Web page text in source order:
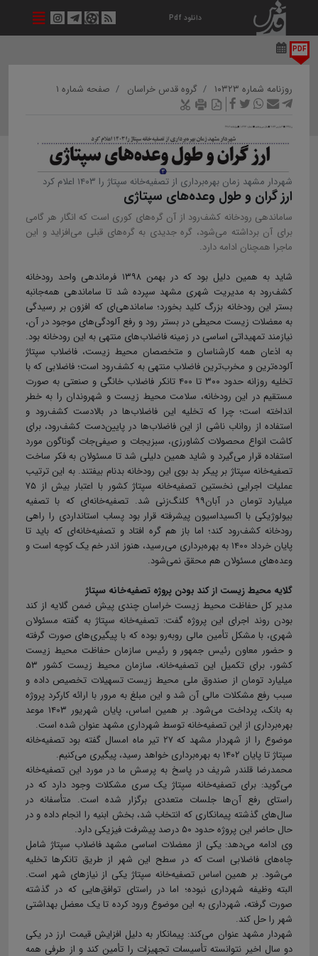
دانلود Pdf
PDF
روزنامه شماره ۱۰۳۲۳ گروه قدس خراسان صفحه شماره ۱
شهردار مشهد زمان بهره‌برداری از تصفیه‌خانه سپتاژ را ۱۴۰۳ اعلام کرد
ارز گران و طول وعده‌های سپتاژی
ساماندهی رودخانه کشف‌رود از آن گره‌های کوری است که انگار هر گامی
برای آن برداشته می‌شود، گره جدیدی به گره‌های قبلی می‌افزاید و این
ماجرا همچنان ادامه دارد.
شاید به همین دلیل بود که در بهمن ۱۳۹۸ فرماندهی واحد رودخانه
کشف‌رود به مدیریت شهری مشهد سپرده شد تا ساماندهی همه‌جانبه
بستر این رودخانه بزرگ کلید بخورد؛ ساماندهی‌ای که افزون بر رسیدگی
به معضلات زیست‌ محیطی در بستر رود و رفع آلودگی‌های موجود در آن،
نیازمند تمهیداتی اساسی در زمینه فاضلاب‌های منتهی به این رودخانه بود.
به ‌اذعان همه کارشناسان و متخصصان محیط ‌زیست، فاضلاب سپتاژ
آلوده‌ترین و مخرب‌ترین فاضلاب‌ منتهی به کشف‌رود است؛ فاضلابی که با
تخلیه روزانه حدود ۳۰۰ تا ۴۰۰ تانکر فاضلاب خانگی و صنعتی به‌ صورت
مستقیم در این رودخانه، سلامت محیط زیست و شهروندان را به خطر
انداخته است؛ چرا که تخلیه این فاضلاب‌ها در بالادست کشف‌رود و
استفاده از رواناب ناشی از این فاضلاب‌ها در پایین‌دست کشف‌رود، برای
کاشت انواع محصولات کشاورزی، سبزیجات و صیفی‌جات گوناگون مورد
استفاده قرار می‌گیرد و شاید همین دلیلی شد تا مسئولان به فکر ساخت
تصفیه‌خانه سپتاژ بر پیکر بد بوی این رودخانه بدنام بیفتند. به این ترتیب
عملیات اجرایی نخستین تصفیه‌خانه سپتاژ کشور با اعتبار بیش از ۷۵
میلیارد تومان در آبان۹۹ کلنگ‌زنی شد. تصفیه‌خانه‌ای که با تصفیه
بیولوژیکی با اکسیداسیون پیشرفته قرار بود پساب استانداردی را راهی
رودخانه کشف‌رود ‌کند؛ اما باز هم گره افتاد و تصفیه‌خانه‌ای که باید تا
پایان خرداد ۱۴۰۰ به بهره‌برداری می‌رسید، هنوز اندر خم یک کوچه است و
وعده‌های مسئولان هم محقق نمی‌شود.
گلایه محیط زیست از کند بودن پروژه تصفیه‌خانه سپتاژ
مدیر کل حفاظت محیط زیست خراسان چندی پیش ضمن گلایه از کند
بودن روند اجرای این پروژه گفت: تصفیه‌خانه‌ سپتاژ به گفته مسئولان
شهری، با مشکل تأمین مالی روبه‌رو بوده که با پیگیری‌های صورت گرفته
و حضور معاون رئیس جمهور و رئیس سازمان حفاظت محیط زیست
کشور، برای تکمیل این تصفیه‌خانه، سازمان محیط زیست کشور ۵۳
میلیارد تومان از صندوق ملی محیط زیست تسهیلات تخصیص داده و
سبب رفع مشکلات مالی آن شد و این مبلغ به مرور با ارائه کارکرد پروژه
به بانک، پرداخت می‌شود. بر همین اساس، پایان شهریور ۱۴۰۳ موعد
بهره‌برداری از این تصفیه‌خانه توسط شهرداری مشهد عنوان شده است.
موضوع را از شهردار مشهد که ۲۷ تیر ماه امسال گفته بود تصفیه‌خانه
سپتاژ تا پایان ۱۴۰۲ به بهره‌برداری خواهد رسید، پیگیری می‌کنیم.
محمدرضا قلندر شریف در پاسخ به پرسش ما در مورد این تصفیه‌خانه
می‌گوید: برای تصفیه‌خانه سپتاژ یک سری مشکلات وجود دارد که در
راستای رفع آن‌ها جلسات متعددی برگزار شده است. متأسفانه در
سال‌های گذشته پیمانکاری که انتخاب شد، بخش ابنیه را انجام داده و در
حال حاضر این پروژه حدود ۵۰ درصد پیشرفت فیزیکی دارد.
وی ادامه می‌دهد: یکی از معضلات اساسی مشهد فاضلاب سپتاژ شامل
چاه‌های فاضلابی است که در سطح این شهر از طریق تانکرها تخلیه
می‌شود. بر همین اساس تصفیه‌خانه سپتاژ یکی از نیازهای شهر است.
البته وظیفه شهرداری نبوده؛ اما در راستای توافق‌هایی که در گذشته
صورت گرفته، شهرداری به این موضوع ورود کرده تا یک معضل بهداشتی
شهر را حل کند.
شهردار مشهد عنوان می‌کند: پیمانکار به دلیل افزایش قیمت ارز در یکی
دو سال اخیر نتوانسته تأسیسات تجهیزات را تأمین کند و از طرفی همه